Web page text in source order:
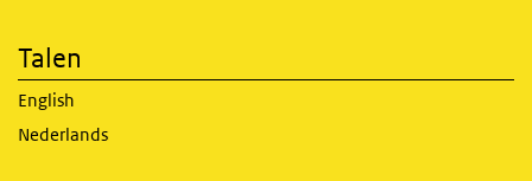
Talen
English
Nederlands